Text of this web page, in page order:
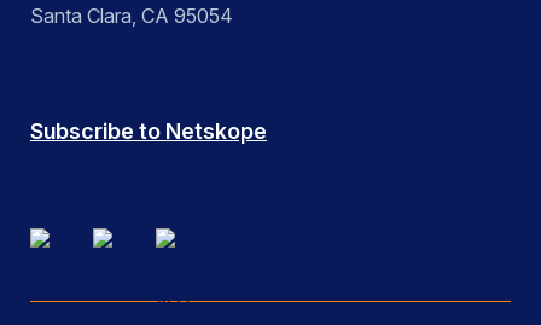
Santa Clara, CA 95054
Subscribe to Netskope